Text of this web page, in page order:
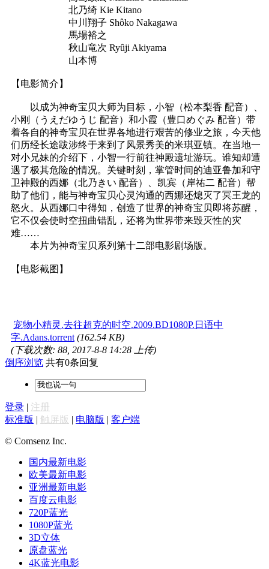
北乃绮 Kie Kitano
中川翔子 Shôko Nakagawa
馬場裕之
秋山竜次 Ryûji Akiyama
山本博
【电影简介】
以成为神奇宝贝大师为目标，小智（松本梨香 配音）、
小刚（うえだゆうじ 配音）和小霞（豊口めぐみ 配音）带
着各自的神奇宝贝在世界各地进行艰苦的修业之旅，今天他
们历经长途跋涉终于来到了风景秀美的米琪亚镇。在当地一
对小兄妹的介绍下，小智一行前往神殿遗址游玩。谁知却遭
遇了极其危险的情况。关键时刻，掌管时间的迪亚鲁加和守
卫神殿的西娜（北乃きい 配音）、凯宾（岸祐二 配音）帮
助了他们，能与神奇宝贝心灵沟通的西娜还熄灭了冥王龙的
怒火。从西娜口中得知，创造了世界的神奇宝贝即将苏醒，
它不仅会使时空扭曲错乱，还将为世界带来毁灭性的灾
难……
本片为神奇宝贝系列第十二部电影剧场版。
【电影截图】
宠物小精灵.去往超克的时空.2009.BD1080P.日语中
字.Adans.torrent (162.54 KB)
(下载次数: 88, 2017-8-8 14:28 上传)
倒序浏览 共有0条回复
登录 | 注册
标准版 | 触屏版 | 电脑版 | 客户端
© Comsenz Inc.
国内最新电影
欧美最新电影
亚洲最新电影
百度云电影
720P蓝光
1080P蓝光
3D立体
原盘蓝光
4K蓝光电影